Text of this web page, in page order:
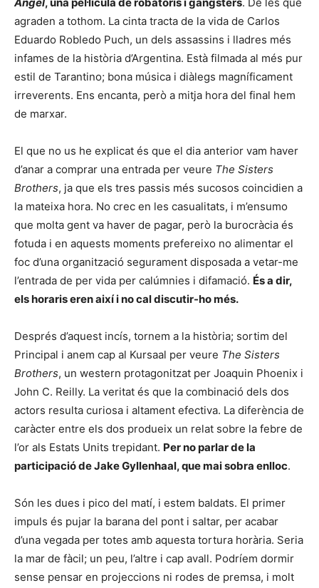
Angel, una pel·lícula de robatoris i gàngsters. De les que
agraden a tothom. La cinta tracta de la vida de Carlos
Eduardo Robledo Puch, un dels assassins i lladres més
infames de la història d’Argentina. Està filmada al més pur
estil de Tarantino; bona música i diàlegs magníficament
irreverents. Ens encanta, però a mitja hora del final hem
de marxar.
El que no us he explicat és que el dia anterior vam haver
d’anar a comprar una entrada per veure The Sisters
Brothers, ja que els tres passis més sucosos coincidien a
la mateixa hora. No crec en les casualitats, i m’ensumo
que molta gent va haver de pagar, però la burocràcia és
fotuda i en aquests moments prefereixo no alimentar el
foc d’una organització segurament disposada a vetar-me
l’entrada de per vida per calúmnies i difamació. És a dir,
els horaris eren així i no cal discutir-ho més.
Després d’aquest incís, tornem a la història; sortim del
Principal i anem cap al Kursaal per veure The Sisters
Brothers, un western protagonitzat per Joaquin Phoenix i
John C. Reilly. La veritat és que la combinació dels dos
actors resulta curiosa i altament efectiva. La diferència de
caràcter entre els dos produeix un relat sobre la febre de
l’or als Estats Units trepidant. Per no parlar de la
participació de Jake Gyllenhaal, que mai sobra enlloc.
Són les dues i pico del matí, i estem baldats. El primer
impuls és pujar la barana del pont i saltar, per acabar
d’una vegada per totes amb aquesta tortura horària. Seria
la mar de fàcil; un peu, l’altre i cap avall. Podríem dormir
sense pensar en projeccions ni rodes de premsa, i molt